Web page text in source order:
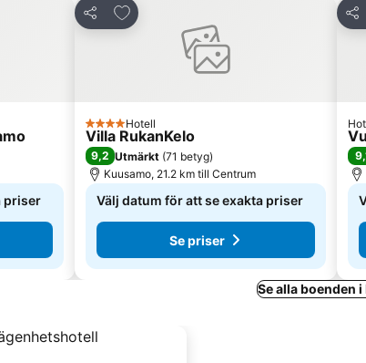
priser
Dela
Lägg till i Mina Favoriter
4 Stjärnor
Hotell
Villa RukanKelo
9,2 Utmärkt (71 betyg)
Kuusamo, 21.2 km till Centrum
Välj datum för att se exakta priser
Se priser
Dela
Se alla boenden